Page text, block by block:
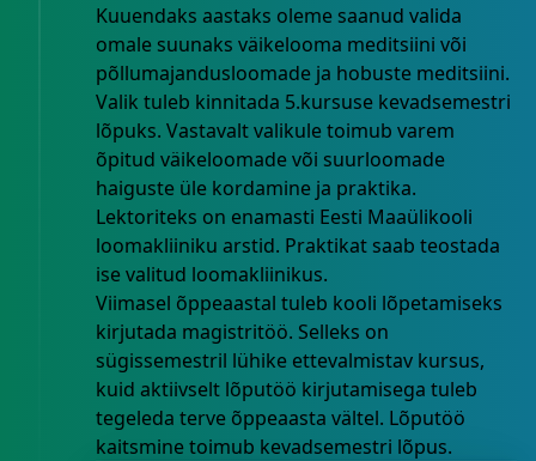
Kuuendaks aastaks oleme saanud valida
omale suunaks väikelooma meditsiini või
põllumajandusloomade ja hobuste meditsiini.
Valik tuleb kinnitada 5.kursuse kevadsemestri
lõpuks. Vastavalt valikule toimub varem
õpitud väikeloomade või suurloomade
haiguste üle kordamine ja praktika.
Lektoriteks on enamasti Eesti Maaülikooli
loomakliiniku arstid. Praktikat saab teostada
ise valitud loomakliinikus.
Viimasel õppeaastal tuleb kooli lõpetamiseks
kirjutada magistritöö. Selleks on
sügissemestril lühike ettevalmistav kursus,
kuid aktiivselt lõputöö kirjutamisega tuleb
tegeleda terve õppeaasta vältel. Lõputöö
kaitsmine toimub kevadsemestri lõpus.